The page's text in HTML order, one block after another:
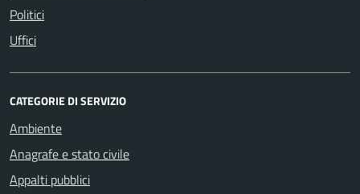
Politici
Uffici
CATEGORIE DI SERVIZIO
Ambiente
Anagrafe e stato civile
Appalti pubblici